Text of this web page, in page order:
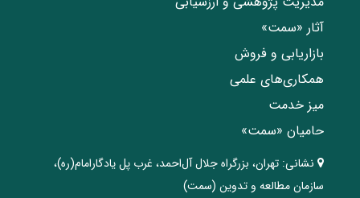
آثار «سمت»
بازاریابی و فروش
همکاری‌های علمی
میز خدمت
حامیان «سمت»
نشانی: تهران، ‌بزرگراه ‌جلال آل‌احمد، غرب پل يادگار‌امام(ره)‌،
سازمان مطالعه و تدوین‌ (سمت)